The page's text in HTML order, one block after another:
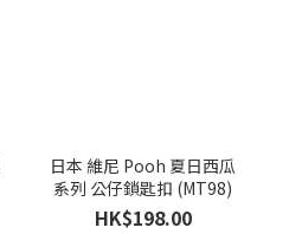
日本 維尼 Pooh 夏日西瓜
系列 公仔鎖匙扣 (MT98)
HK$198.00